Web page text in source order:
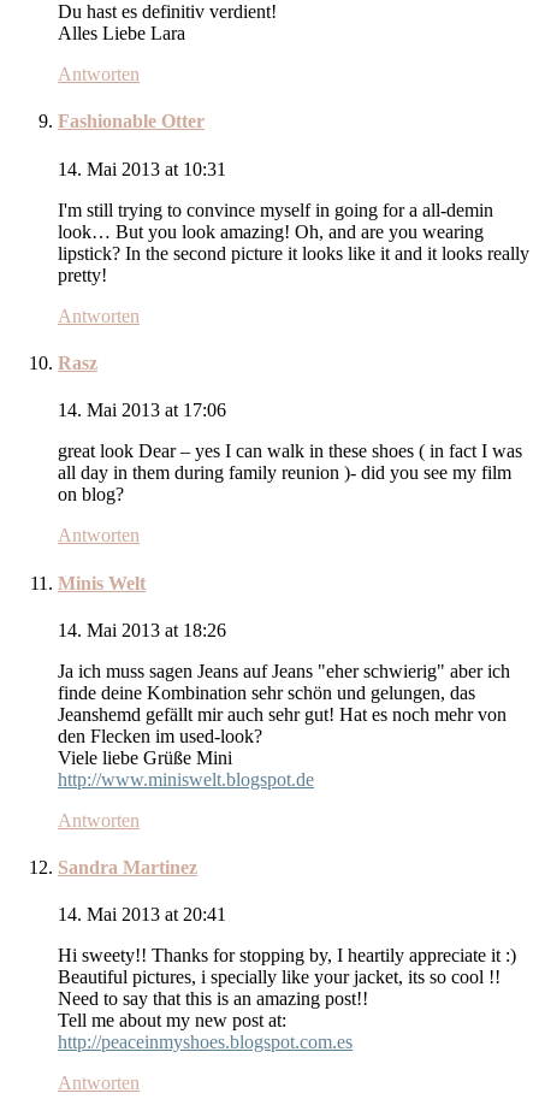
Du hast es definitiv verdient!
Alles Liebe Lara
Antworten
Fashionable Otter
14. Mai 2013 at 10:31
I'm still trying to convince myself in going for a all-demin
look… But you look amazing! Oh, and are you wearing
lipstick? In the second picture it looks like it and it looks really
pretty!
Antworten
Rasz
14. Mai 2013 at 17:06
great look Dear – yes I can walk in these shoes ( in fact I was
all day in them during family reunion )- did you see my film
on blog?
Antworten
Minis Welt
14. Mai 2013 at 18:26
Ja ich muss sagen Jeans auf Jeans "eher schwierig" aber ich
finde deine Kombination sehr schön und gelungen, das
Jeanshemd gefällt mir auch sehr gut! Hat es noch mehr von
den Flecken im used-look?
Viele liebe Grüße Mini
http://www.miniswelt.blogspot.de
Antworten
Sandra Martinez
14. Mai 2013 at 20:41
Hi sweety!! Thanks for stopping by, I heartily appreciate it :)
Beautiful pictures, i specially like your jacket, its so cool !!
Need to say that this is an amazing post!!
Tell me about my new post at:
http://peaceinmyshoes.blogspot.com.es
Antworten